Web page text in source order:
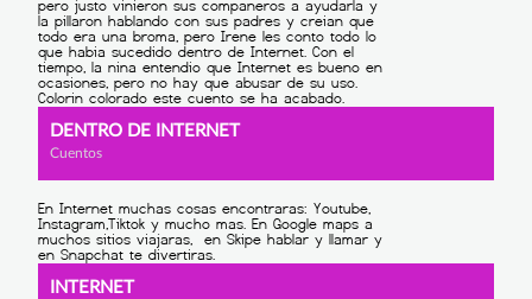
DENTRO DE INTERNET
Cuentos
INTERNET